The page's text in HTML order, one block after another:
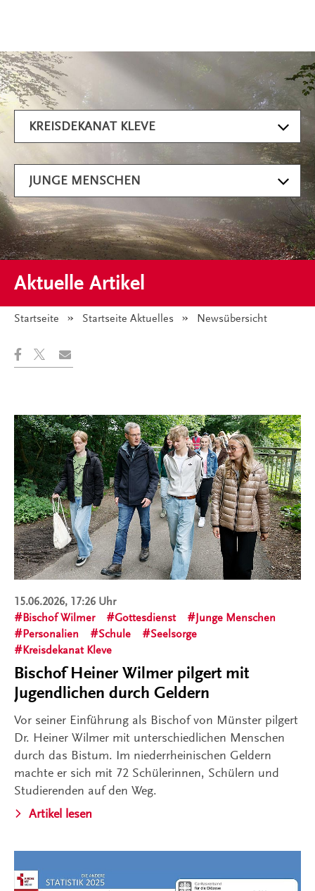
Aktuelle Artikel
Artikel filtern
KREISDEKANAT KLEVE
JUNGE MENSCHEN
Startseite Startseite Aktuelles Angezeigt:
Newsübersicht
15.06.2026, 17:26 Uhr
Bischof Wilmer
Gottesdienst
Junge Menschen
Personalien
Schule
Seelsorge
Kreisdekanat Kleve
Bischof Heiner Wilmer pilgert mit
Jugendlichen durch Geldern
Vor seiner Einführung als Bischof von Münster pilgert
Dr. Heiner Wilmer mit unterschiedlichen Menschen
durch das Bistum. Im niederrheinischen Geldern
machte er sich mit 72 Schülerinnen, Schülern und
Studierenden auf den Weg.
Artikel lesen